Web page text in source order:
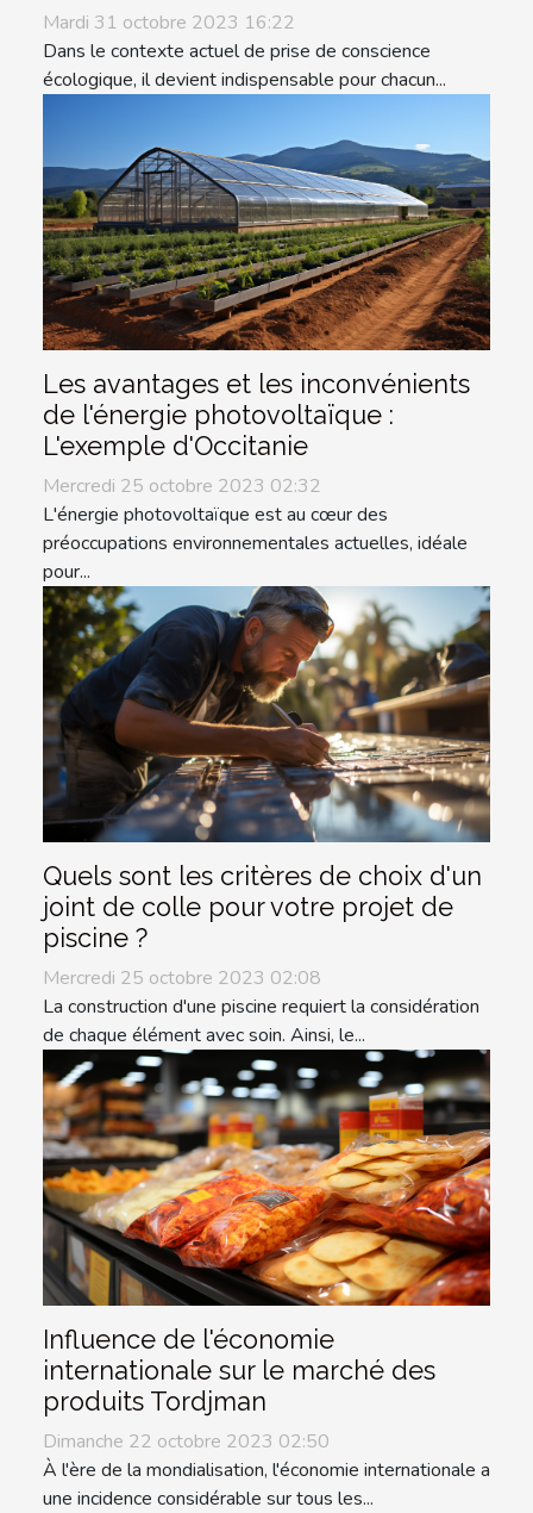
Mardi 31 octobre 2023 16:22
Dans le contexte actuel de prise de conscience
écologique, il devient indispensable pour chacun...
Les avantages et les inconvénients
de l'énergie photovoltaïque :
L'exemple d'Occitanie
Mercredi 25 octobre 2023 02:32
L'énergie photovoltaïque est au cœur des
préoccupations environnementales actuelles, idéale
pour...
Quels sont les critères de choix d'un
joint de colle pour votre projet de
piscine ?
Mercredi 25 octobre 2023 02:08
La construction d'une piscine requiert la considération
de chaque élément avec soin. Ainsi, le...
Influence de l'économie
internationale sur le marché des
produits Tordjman
Dimanche 22 octobre 2023 02:50
À l'ère de la mondialisation, l'économie internationale a
une incidence considérable sur tous les...